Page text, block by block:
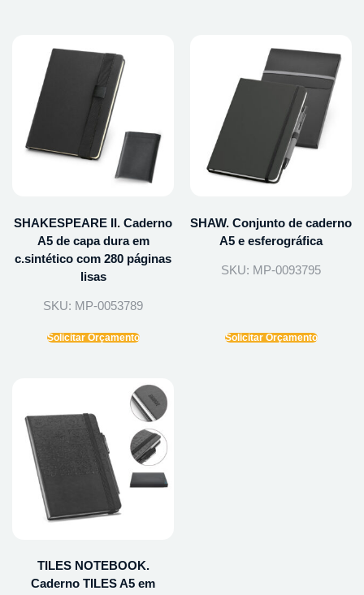
SHAKESPEARE II. Caderno
A5 de capa dura em
c.sintético com 280 páginas
lisas
SKU: MP-0053789
Solicitar Orçamento
SHAW. Conjunto de caderno
A5 e esferográfica
SKU: MP-0093795
Solicitar Orçamento
TILES NOTEBOOK.
Caderno TILES A5 em